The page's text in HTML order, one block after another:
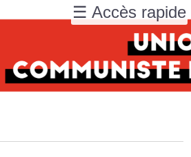
☰ Accès rapide